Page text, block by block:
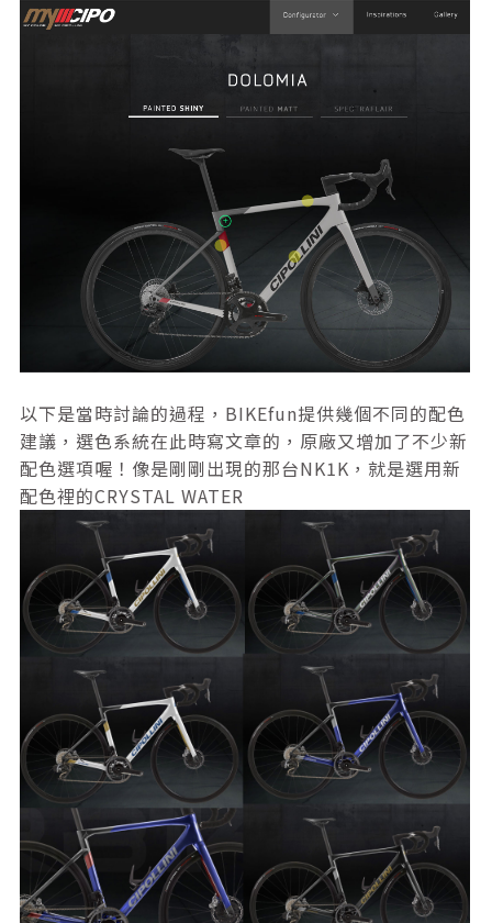
以下是當時討論的過程，BIKEfun提供幾個不同的配色
建議，選色系統在此時寫文章的，原廠又增加了不少新
配色選項喔！像是剛剛出現的那台NK1K，就是選用新
配色裡的CRYSTAL WATER